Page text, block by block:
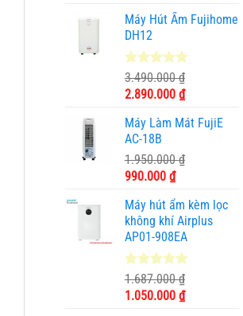
là:
1.690.000 ₫.
tại
1.350.000 ₫.
Máy Hút Ẩm Fujihome
DH12
5.00trên 5
dựa trên
2
đánh giá
3.490.000₫
Giá
là:
3.490.000 ₫.
2.890.000 ₫Giá
tại
2.890.000 ₫.
Máy Làm Mát FujiE
AC-18B
1.950.000₫
Giá
là:
1.950.000 ₫.
990.000 ₫Giá
tại
là:
990.000 ₫.
Máy hút ẩm kèm lọc
không khí Airplus
AP01-908EA
5.00trên 5
dựa trên
1
đánh giá
1.687.000₫
Giá
1.050.000 ₫Giá